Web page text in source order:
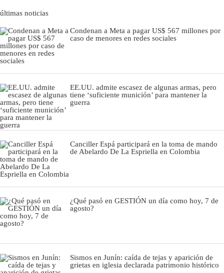
últimas noticias
Condenan a Meta a pagar US$ 567 millones por
caso de menores en redes sociales
EE.UU. admite escasez de algunas armas, pero
tiene ‘suficiente munición’ para mantener la
guerra
Canciller Espá participará en la toma de mando
de Abelardo De La Espriella en Colombia
¿Qué pasó en GESTIÓN un día como hoy, 7 de
agosto?
Sismos en Junín: caída de tejas y aparición de
grietas en iglesia declarada patrimonio histórico